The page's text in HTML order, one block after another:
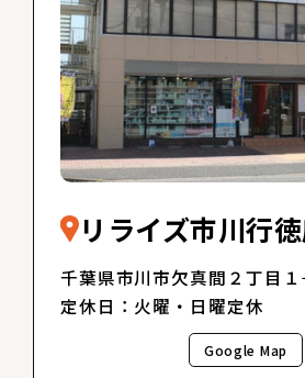
リライズ市川行
千葉県市川市欠真間２丁目１
定休日：火曜・日曜定休
Google Map